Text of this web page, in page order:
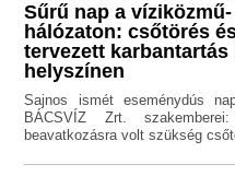
Sűrű nap a víziközmű-
hálózaton: csőtörés
tervezett karbantartás
helyszínen
Sajnos ismét eseménydús
BÁCSVÍZ Zrt.
beavatkozásra volt szükség